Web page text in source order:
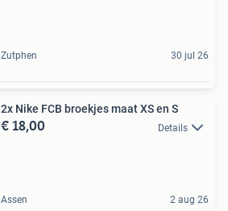
Zutphen 30 jul 26
2x Nike FCB broekjes maat XS en S
€ 18,00 Details
Assen 2 aug 26